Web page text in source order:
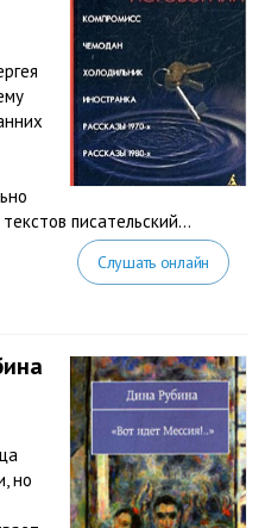
писательский...
Слушать онлайн
но